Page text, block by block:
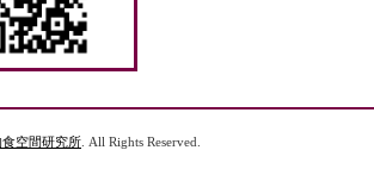
食空間研究所 . All Rights Reserved.